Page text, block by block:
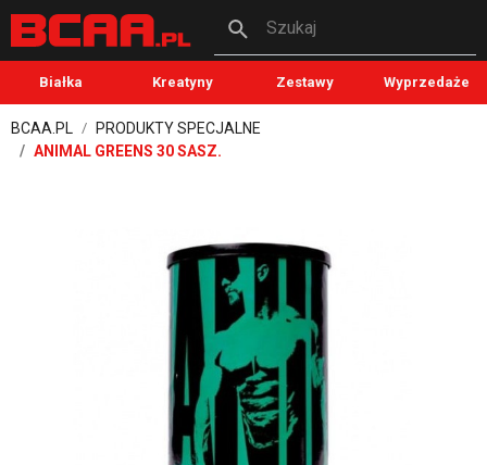
Szukaj
Białka Kreatyny Zestawy Wyprzedaże
BCAA.PL
PRODUKTY SPECJALNE
ANIMAL GREENS 30 SASZ.